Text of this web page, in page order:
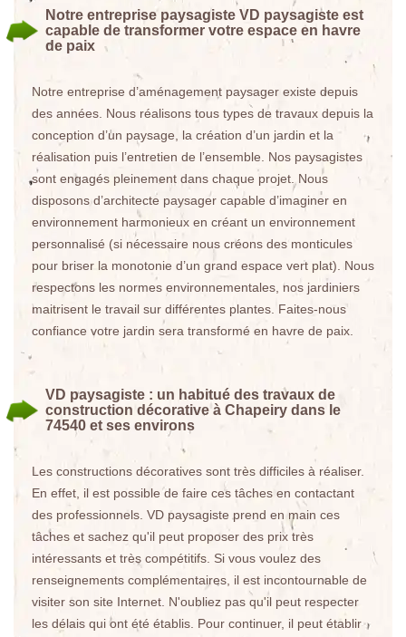
Notre entreprise paysagiste VD paysagiste est
capable de transformer votre espace en havre
de paix
Notre entreprise d’aménagement paysager existe depuis
des années. Nous réalisons tous types de travaux depuis la
conception d’un paysage, la création d’un jardin et la
réalisation puis l’entretien de l’ensemble. Nos paysagistes
sont engagés pleinement dans chaque projet. Nous
disposons d’architecte paysager capable d’imaginer en
environnement harmonieux en créant un environnement
personnalisé (si nécessaire nous créons des monticules
pour briser la monotonie d’un grand espace vert plat). Nous
respectons les normes environnementales, nos jardiniers
maitrisent le travail sur différentes plantes. Faites-nous
confiance votre jardin sera transformé en havre de paix.
VD paysagiste : un habitué des travaux de
construction décorative à Chapeiry dans le
74540 et ses environs
Les constructions décoratives sont très difficiles à réaliser.
En effet, il est possible de faire ces tâches en contactant
des professionnels. VD paysagiste prend en main ces
tâches et sachez qu'il peut proposer des prix très
intéressants et très compétitifs. Si vous voulez des
renseignements complémentaires, il est incontournable de
visiter son site Internet. N'oubliez pas qu'il peut respecter
les délais qui ont été établis. Pour continuer, il peut établir